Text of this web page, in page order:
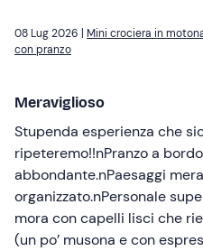
08 Lug 2026 | Mini crociera in
con pranzo
Meraviglioso
Stupenda esperienza che
ripeteremo!!nPranzo a
abbondante.nPaesaggi
organizzato.nPersonale
mora con capelli lisci che
(un po’ musona e con